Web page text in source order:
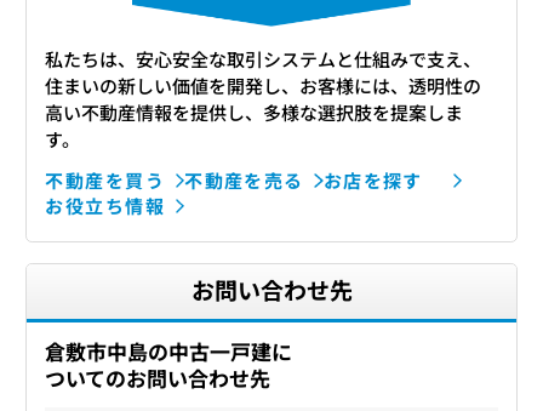
私たちは、安心安全な取引システムと仕組みで支え、
住まいの新しい価値を開発し、お客様には、透明性の
高い不動産情報を提供し、多様な選択肢を提案しま
す。
不動産を買う
不動産を売る
お店を探す
お役立ち情報
お問い合わせ先
倉敷市中島の中古一戸建に
ついてのお問い合わせ先